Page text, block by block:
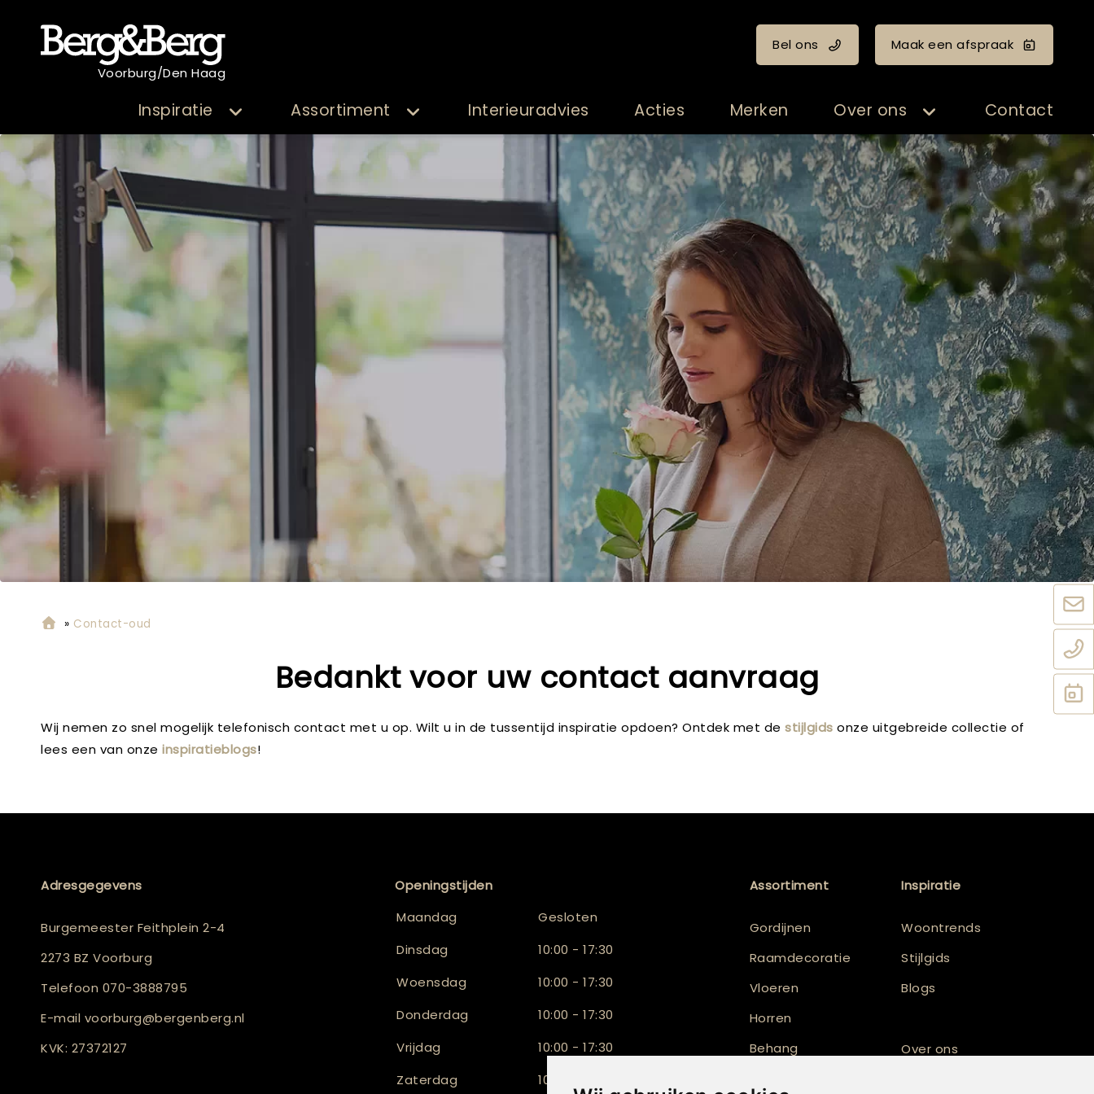
Voorburg/Den Haag
Bel ons Maak een afspraak
Inspiratie Assortiment Interieuradvies Acties Merken Over ons Contact
» Contact-oud
Bedankt voor uw contact aanvraag
Wij nemen zo snel mogelijk telefonisch contact met u op. Wilt u in de tussentijd inspiratie opdoen? Ontdek met de stijlgids onze uitgebreide collectie of
lees een van onze inspiratieblogs!
Adresgegevens
Burgemeester Feithplein 2-4
2273 BZ Voorburg
Telefoon 070-3888795
E-mail voorburg@bergenberg.nl
KVK: 27372127
Openingstijden
Maandag
Gesloten
Dinsdag
10:00 - 17:30
Woensdag
10:00 - 17:30
Donderdag
10:00 - 17:30
Vrijdag
10:00 - 17:30
Zaterdag
10:00 - 16:30
Assortiment
Gordijnen
Raamdecoratie
Vloeren
Horren
Behang
Inspiratie
Woontrends
Stijlgids
Blogs
Over ons